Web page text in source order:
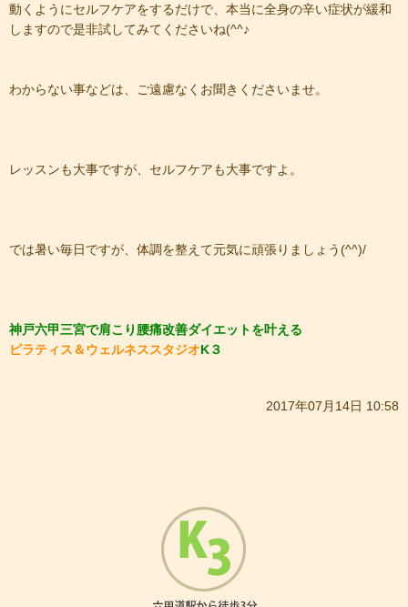
動くようにセルフケアをするだけで、本当に全身の辛い症状が緩和
しますので是非試してみてくださいね(^^♪
​わからない事などは、ご遠慮なくお聞きくださいませ。
​レッスンも大事ですが、セルフケアも大事ですよ。
​では暑い毎日ですが、体調を整えて元気に頑張りましょう(^^)/
神戸六甲三宮で肩こり腰痛改善ダイエットを叶える
ピラティス＆ウェルネススタジオK３
2017年07月14日 10:58